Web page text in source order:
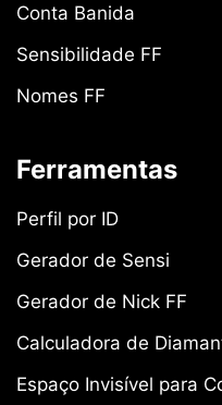
Conta Banida
Sensibilidade FF
Nomes FF
Ferramentas
Perfil por ID
Gerador de Sensi
Gerador de Nick FF
Calculadora de
Espaço Invisível para